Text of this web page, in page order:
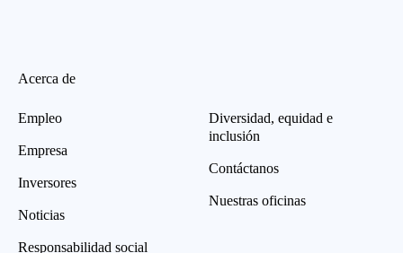
Acerca de
Empleo
Empresa
Inversores
Noticias
Responsabilidad social
Diversidad, equidad e
inclusión
Contáctanos
Nuestras oficinas